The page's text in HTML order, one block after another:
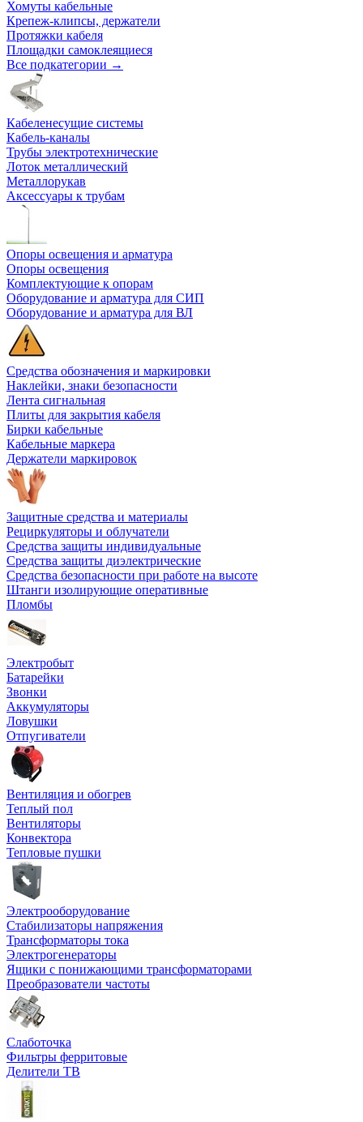
Хомуты кабельные
Крепеж-клипсы, держатели
Протяжки кабеля
Площадки самоклеящиеся
Все подкатегории →
Кабеленесущие системы
Кабель-каналы
Трубы электротехнические
Лоток металлический
Металлорукав
Аксессуары к трубам
Опоры освещения и арматура
Опоры освещения
Комплектующие к опорам
Оборудование и арматура для СИП
Оборудование и арматура для ВЛ
Средства обозначения и маркировки
Наклейки, знаки безопасности
Лента сигнальная
Плиты для закрытия кабеля
Бирки кабельные
Кабельные маркера
Держатели маркировок
Защитные средства и материалы
Рециркуляторы и облучатели
Средства защиты индивидуальные
Средства защиты диэлектрические
Средства безопасности при работе на высоте
Штанги изолирующие оперативные
Пломбы
Электробыт
Батарейки
Звонки
Аккумуляторы
Ловушки
Отпугиватели
Вентиляция и обогрев
Теплый пол
Вентиляторы
Конвектора
Тепловые пушки
Электрооборудование
Стабилизаторы напряжения
Трансформаторы тока
Электрогенераторы
Ящики с понижающими трансформаторами
Преобразователи частоты
Слаботочка
Фильтры ферритовые
Делители ТВ